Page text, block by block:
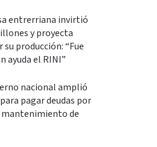
entrerriana invirtió
y proyecta
su producción: “Fue
ayuda el RINI”
nacional amplió
pagar deudas por
mantenimiento de